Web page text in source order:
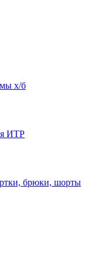
х/б
ИТР
брюки, шорты